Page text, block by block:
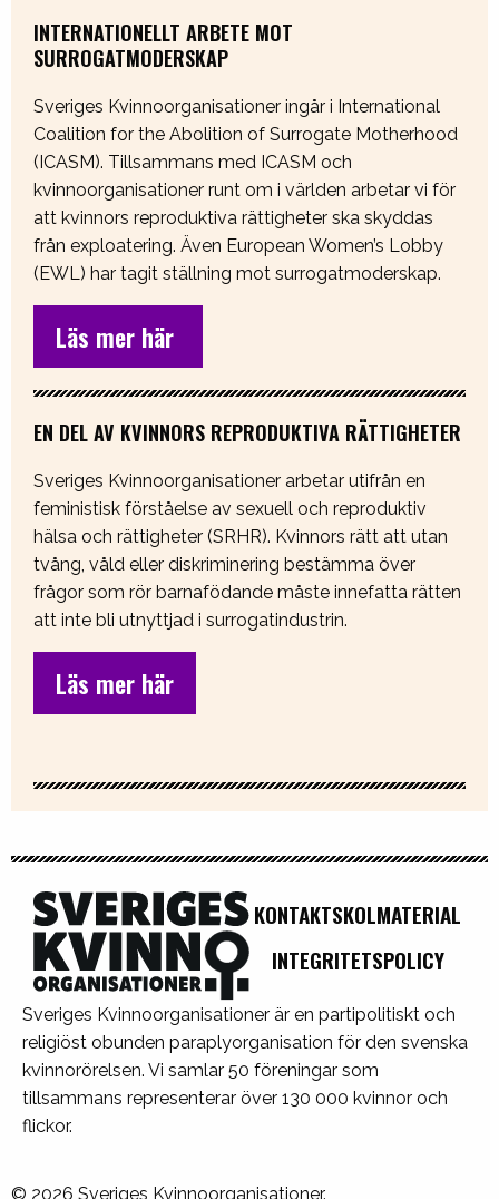
INTERNATIONELLT ARBETE MOT
SURROGATMODERSKAP
Sveriges Kvinnoorganisationer ingår i International
Coalition for the Abolition of Surrogate Motherhood
(ICASM). Tillsammans med ICASM och
kvinnoorganisationer runt om i världen arbetar vi för
att kvinnors reproduktiva rättigheter ska skyddas
från exploatering. Även European Women’s Lobby
(EWL) har tagit ställning mot surrogatmoderskap.
Läs mer här
EN DEL AV KVINNORS REPRODUKTIVA RÄTTIGHETER
Sveriges Kvinnoorganisationer arbetar utifrån en
feministisk förståelse av sexuell och reproduktiv
hälsa och rättigheter (SRHR). Kvinnors rätt att utan
tvång, våld eller diskriminering bestämma över
frågor som rör barnafödande måste innefatta rätten
att inte bli utnyttjad i surrogatindustrin.
Läs mer här
Sveriges Kvinnoorganisationer är en partipolitiskt och
religiöst obunden paraplyorganisation för den svenska
kvinnorörelsen. Vi samlar 50 föreningar som
tillsammans representerar över 130 000 kvinnor och
flickor.
KONTAKTSKOLMATERIAL
INTEGRITETSPOLICY
© 2026 Sveriges Kvinnoorganisationer.